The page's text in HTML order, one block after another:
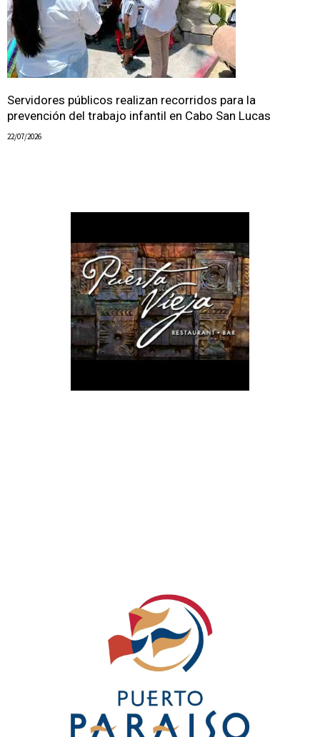
Servidores públicos realizan recorridos para la
prevención del trabajo infantil en Cabo San Lucas
22/07/2026